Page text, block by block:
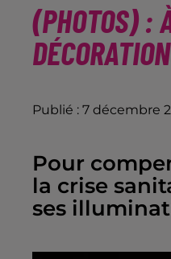
(PHOTOS) :
Publié : 7 décembre
Pour
la crise
ses